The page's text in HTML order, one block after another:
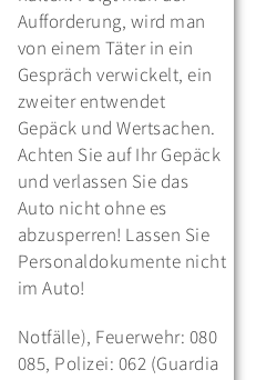
Aufforderung, wird man
von einem Täter in ein
Gespräch verwickelt, ein
zweiter entwendet
Gepäck und Wertsachen.
Achten Sie auf Ihr Gepäck
und verlassen Sie das
Auto nicht ohne es
abzusperren! Lassen Sie
Personaldokumente nicht
im Auto!